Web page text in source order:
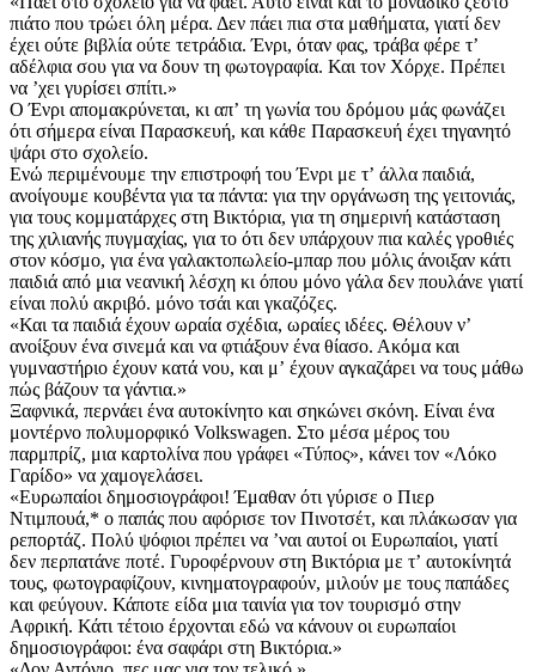
πιάτο που τρώει όλη μέρα. Δεν πάει πια στα μαθήματα, γιατί δεν
έχει ούτε βιβλία ούτε τετράδια. Ένρι, όταν φας, τράβα φέρε τʼ
αδέλφια σου για να δουν τη φωτογραφία. Και τον Χόρχε. Πρέπει
να ʼχει γυρίσει σπίτι.»
Ο Ένρι απομακρύνεται, κι απʼ τη γωνία του δρόμου μάς φωνάζει
ότι σήμερα είναι Παρασκευή, και κάθε Παρασκευή έχει τηγανητό
ψάρι στο σχολείο.
Ενώ περιμένουμε την επιστροφή του Ένρι με τʼ άλλα παιδιά,
ανοίγουμε κουβέντα για τα πάντα: για την οργάνωση της γειτονιάς,
για τους κομματάρχες στη Βικτόρια, για τη σημερινή κατάσταση
της χιλιανής πυγμαχίας, για το ότι δεν υπάρχουν πια καλές γροθιές
στον κόσμο, για ένα γαλακτοπωλείο-μπαρ που μόλις άνοιξαν κάτι
παιδιά από μια νεανική λέσχη κι όπου μόνο γάλα δεν πουλάνε γιατί
είναι πολύ ακριβό. μόνο τσάι και γκαζόζες.
«Και τα παιδιά έχουν ωραία σχέδια, ωραίες ιδέες. Θέλουν νʼ
ανοίξουν ένα σινεμά και να φτιάξουν ένα θίασο. Ακόμα και
γυμναστήριο έχουν κατά νου, και μʼ έχουν αγκαζάρει να τους μάθω
πώς βάζουν τα γάντια.»
Ξαφνικά, περνάει ένα αυτοκίνητο και σηκώνει σκόνη. Είναι ένα
μοντέρνο πολυμορφικό Volkswagen. Στο μέσα μέρος του
παρμπρίζ, μια καρτολίνα που γράφει «Τύπος», κάνει τον «Λόκο
Γαρίδο» να χαμογελάσει.
«Ευρωπαίοι δημοσιογράφοι! Έμαθαν ότι γύρισε ο Πιερ
Ντιμπουά,* ο παπάς που αφόρισε τον Πινοτσέτ, και πλάκωσαν για
ρεπορτάζ. Πολύ ψόφιοι πρέπει να ʼναι αυτοί οι Ευρωπαίοι, γιατί
δεν περπατάνε ποτέ. Γυροφέρνουν στη Βικτόρια με τʼ αυτοκίνητά
τους, φωτογραφίζουν, κινηματογραφούν, μιλούν με τους παπάδες
και φεύγουν. Κάποτε είδα μια ταινία για τον τουρισμό στην
Αφρική. Κάτι τέτοιο έρχονται εδώ να κάνουν οι ευρωπαίοι
δημοσιογράφοι: ένα σαφάρι στη Βικτόρια.»